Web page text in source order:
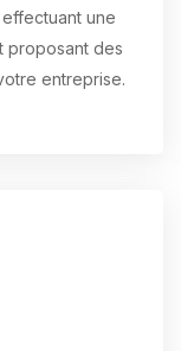
une
proposant des
entreprise.